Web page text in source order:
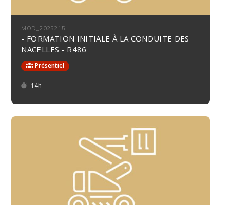
MOD_2025215
- FORMATION INITIALE À LA CONDUITE DES
NACELLES - R486
Présentiel
Durée :
14h